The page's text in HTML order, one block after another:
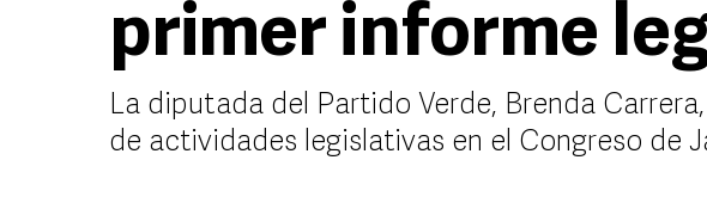
primer informe
La diputada del Partido Verde, Brenda
de actividades legislativas en el Congreso de